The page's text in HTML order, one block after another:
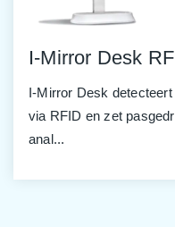
I-Count Winkel
I-Count helpt winkels
operationele prestaties
analy...